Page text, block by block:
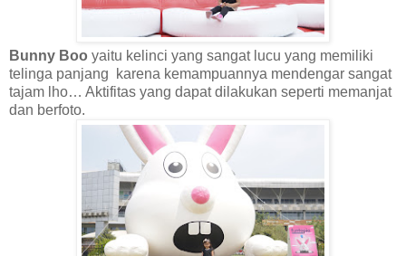
Bunny Boo yaitu kelinci yang sangat lucu yang memiliki
telinga panjang
karena kemampuannya mendengar sangat
tajam lho… Aktifitas yang dapat dilakukan seperti memanjat
dan berfoto.